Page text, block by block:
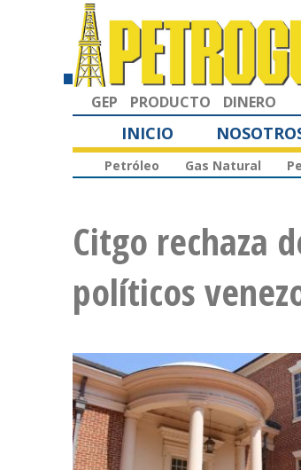
GEP PRODUCTO DINERO
INICIO
Petróleo Gas Natural
Citgo rechaza
políticos